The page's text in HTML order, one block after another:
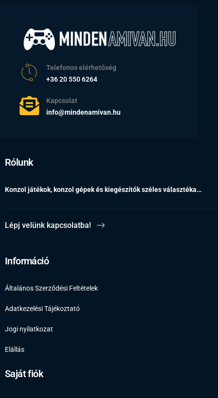
Telefonos elérhetőség
+36 20 550 6264
Kapcsolat
info@mindenamivan.hu
Rólunk
Konzol játékok, konzol gépek és kiegészítők széles választéka…
Lépj velünk kapcsolatba!
Információ
Általános Szerződési Feltételek
Adatkezelési Tájékoztató
Jogi nyilatkozat
Elállás
Saját fiók